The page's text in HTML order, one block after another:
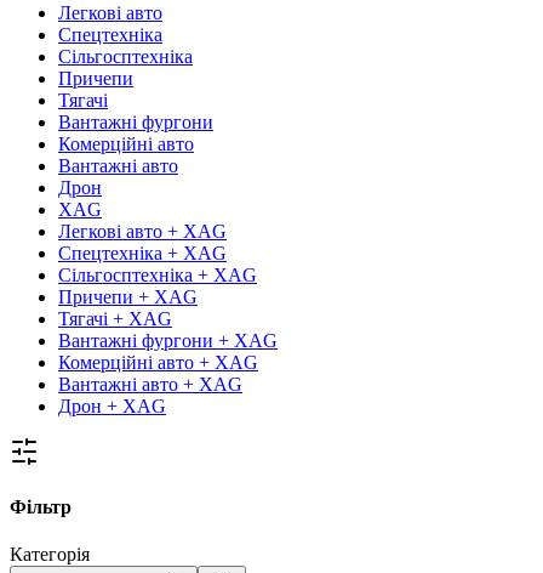
Легкові авто
Спецтехніка
Сільгосптехніка
Причепи
Тягачі
Вантажні фургони
Комерційні авто
Вантажні авто
Дрон
XAG
Легкові авто + XAG
Спецтехніка + XAG
Сільгосптехніка + XAG
Причепи + XAG
Тягачі + XAG
Вантажні фургони + XAG
Комерційні авто + XAG
Вантажні авто + XAG
Дрон + XAG
Фільтр
Категорія